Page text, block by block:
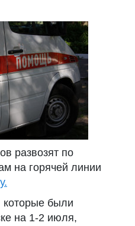
развозят по
на горячей линии
были
на 1-2 июля,